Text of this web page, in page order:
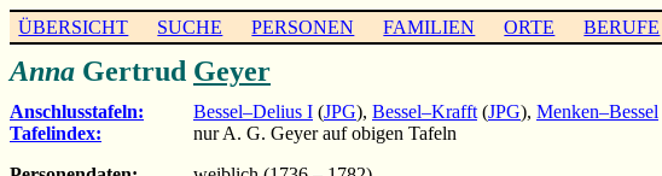
ÜBERSICHT SUCHE PERSONEN FAMILIEN ORTE BERUFE
Anna Gertrud Geyer
Anschlusstafeln: Bessel–Delius I (JPG), Bessel–Krafft (JPG), Menken–Bessel
Tafelindex:
nur A. G. Geyer auf obigen Tafeln